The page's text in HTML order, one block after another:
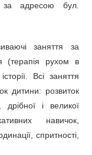
за адресою бул.
заняття за
(терапія рухом в
Всі заняття
дитини: розвиток
і великої
навичок,
спритності,